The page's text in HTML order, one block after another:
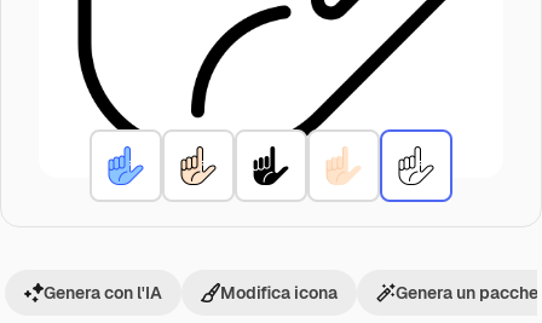
Genera con l'IA Modifica icona Genera un